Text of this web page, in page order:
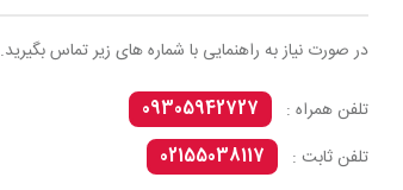
در صورت نیاز به راهنمایی با شماره های زیر تماس بگیرید.
تلفن همراه :
09305942727
تلفن ثابت :
02155038117